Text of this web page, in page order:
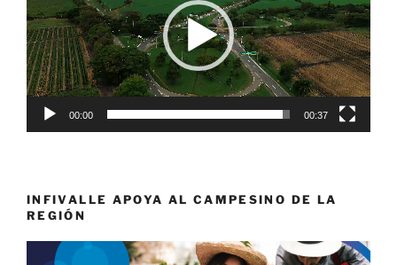
00:00 00:37
INFIVALLE APOYA AL CAMPESINO DE LA
REGIÓN